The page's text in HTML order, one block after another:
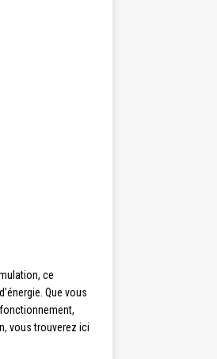
ce
Que vous
vous trouverez ici